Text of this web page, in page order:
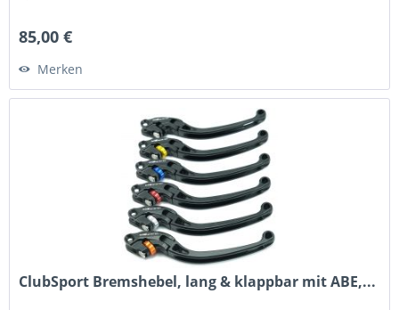
85,00 €
Merken
ClubSport Bremshebel, lang & klappbar mit ABE,...